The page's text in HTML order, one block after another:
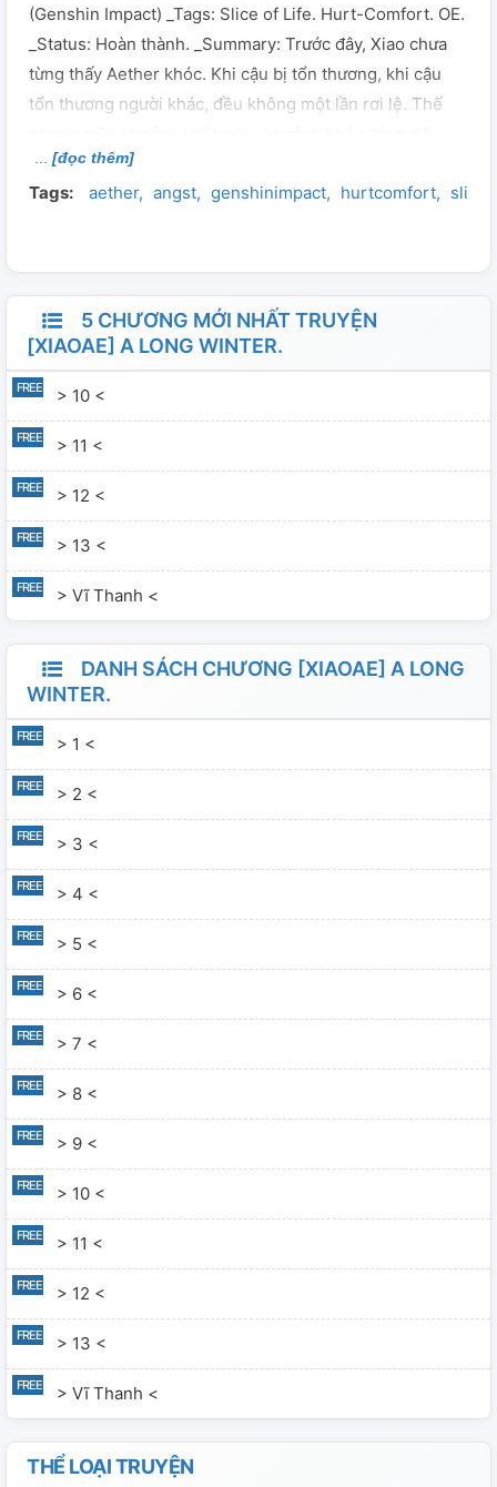
(Genshin Impact) _Tags: Slice of Life. Hurt-Comfort. OE.
_Status: Hoàn thành. _Summary: Trước đây, Xiao chưa
từng thấy Aether khóc. Khi cậu bị tổn thương, khi cậu
tổn thương người khác, đều không một lần rơi lệ. Thế
cho sự kết thúc của mọi đau đớn và dằn vặt - anh lại
thấy Aether vùi mặt vào lòng bàn tay nức nở. Trông cậu
đấy, Aether à." *Fanfic được lấy cảm hứng từ Babooshka
của Kate Bush.
[đọc thêm]
Tags: aether angst genshinimpact hurtcomfort
5 CHƯƠNG MỚI NHẤT TRUYỆN
[XIAOAE] A LONG WINTER.
> 10 <
> 11 <
> 12 <
> 13 <
> Vĩ Thanh <
DANH SÁCH CHƯƠNG [XIAOAE] A LONG
WINTER.
> 1 <
> 2 <
> 3 <
> 4 <
> 5 <
> 6 <
> 7 <
> 8 <
> 9 <
> 10 <
> 11 <
> 12 <
> 13 <
> Vĩ Thanh <
THỂ LOẠI TRUYỆN